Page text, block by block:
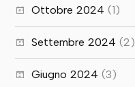
Ottobre 2024 (1)
Settembre 2024 (2)
Giugno 2024 (3)